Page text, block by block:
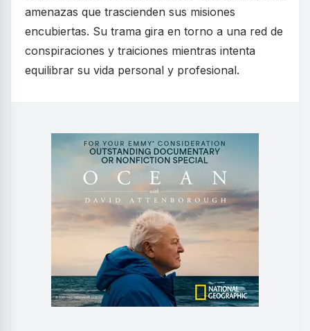
amenazas que trascienden sus misiones
encubiertas. Su trama gira en torno a una red de
conspiraciones y traiciones mientras intenta
equilibrar su vida personal y profesional.